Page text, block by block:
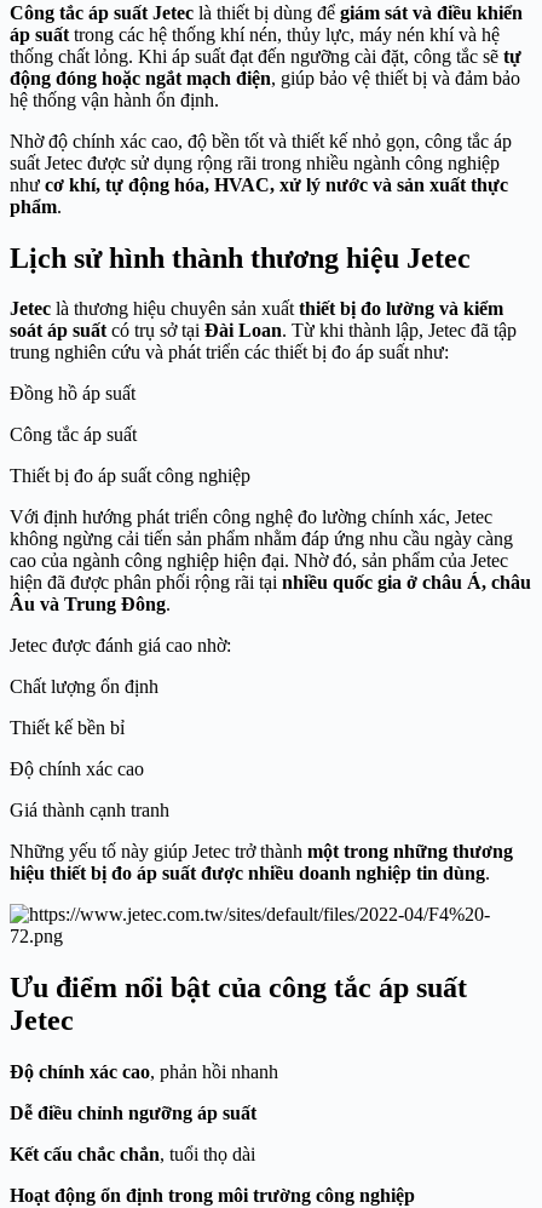
Công tắc áp suất Jetec là thiết bị dùng để giám sát và điều khiển
áp suất trong các hệ thống khí nén, thủy lực, máy nén khí và hệ
thống chất lỏng. Khi áp suất đạt đến ngưỡng cài đặt, công tắc sẽ tự
động đóng hoặc ngắt mạch điện, giúp bảo vệ thiết bị và đảm bảo
hệ thống vận hành ổn định.
Nhờ độ chính xác cao, độ bền tốt và thiết kế nhỏ gọn, công tắc áp
suất Jetec được sử dụng rộng rãi trong nhiều ngành công nghiệp
như cơ khí, tự động hóa, HVAC, xử lý nước và sản xuất thực
phẩm.
Lịch sử hình thành thương hiệu Jetec
Jetec là thương hiệu chuyên sản xuấtthiết bị đo lường và kiểm
soát áp suấtcó trụ sở tại Đài Loan. Từ khi thành lập, Jetec đã tập
trung nghiên cứu và phát triển các thiết bị đo áp suất như:
Đồng hồ áp suất
Công tắc áp suất
Thiết bị đo áp suất công nghiệp
Với định hướng phát triển công nghệ đo lường chính xác, Jetec
không ngừng cải tiến sản phẩm nhằm đáp ứng nhu cầu ngày càng
cao của ngành công nghiệp hiện đại. Nhờ đó, sản phẩm của Jetec
hiện đã được phân phối rộng rãi tại nhiều quốc gia ở châu Á, châu
Âu và Trung Đông.
Jetec được đánh giá cao nhờ:
Chất lượng ổn định
Thiết kế bền bỉ
Độ chính xác cao
Giá thành cạnh tranh
Những yếu tố này giúp Jetec trở thành một trong những thương
hiệu thiết bị đo áp suất được nhiều doanh nghiệp tin dùng.
Ưu điểm nổi bật của công tắc áp suất
Jetec
Độ chính xác cao, phản hồi nhanh
Dễ điều chỉnh ngưỡng áp suất
Kết cấu chắc chắn, tuổi thọ dài
Hoạt động ổn định trong môi trường công nghiệp